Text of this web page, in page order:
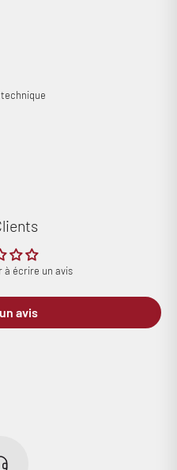
à écrire un avis
avis
pour ajouter des produits à